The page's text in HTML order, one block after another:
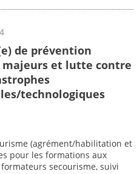
de prévention
majeurs et lutte contre
technologiques
(agrément/habilitation et
pour les formations aux
secourisme, suivi